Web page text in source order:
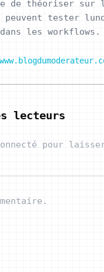
de théoriser
peuvent tester
les workflows.
lecteurs
pour